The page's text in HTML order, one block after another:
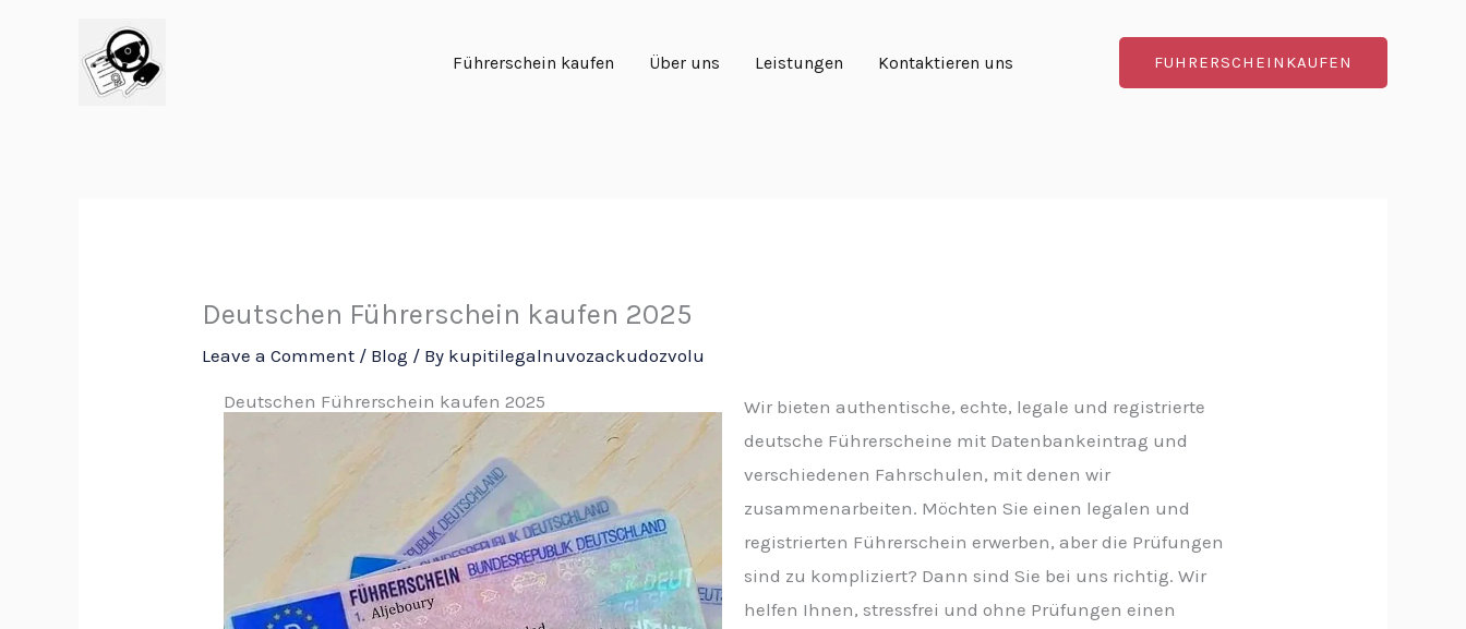
Führerschein kaufen Über uns Leistungen Kontaktieren uns FUHRERSCHEINKAUFEN
Deutschen Führerschein kaufen 2025
Leave a Comment / Blog / By kupitilegalnuvozackudozvolu
Deutschen Führerschein kaufen 2025
Wir bieten authentische, echte, legale und registrierte
deutsche Führerscheine mit Datenbankeintrag und
verschiedenen Fahrschulen, mit denen wir
zusammenarbeiten. Möchten Sie einen legalen und
registrierten Führerschein erwerben, aber die Prüfungen
sind zu kompliziert? Dann sind Sie bei uns richtig. Wir
helfen Ihnen, stressfrei und ohne Prüfungen einen